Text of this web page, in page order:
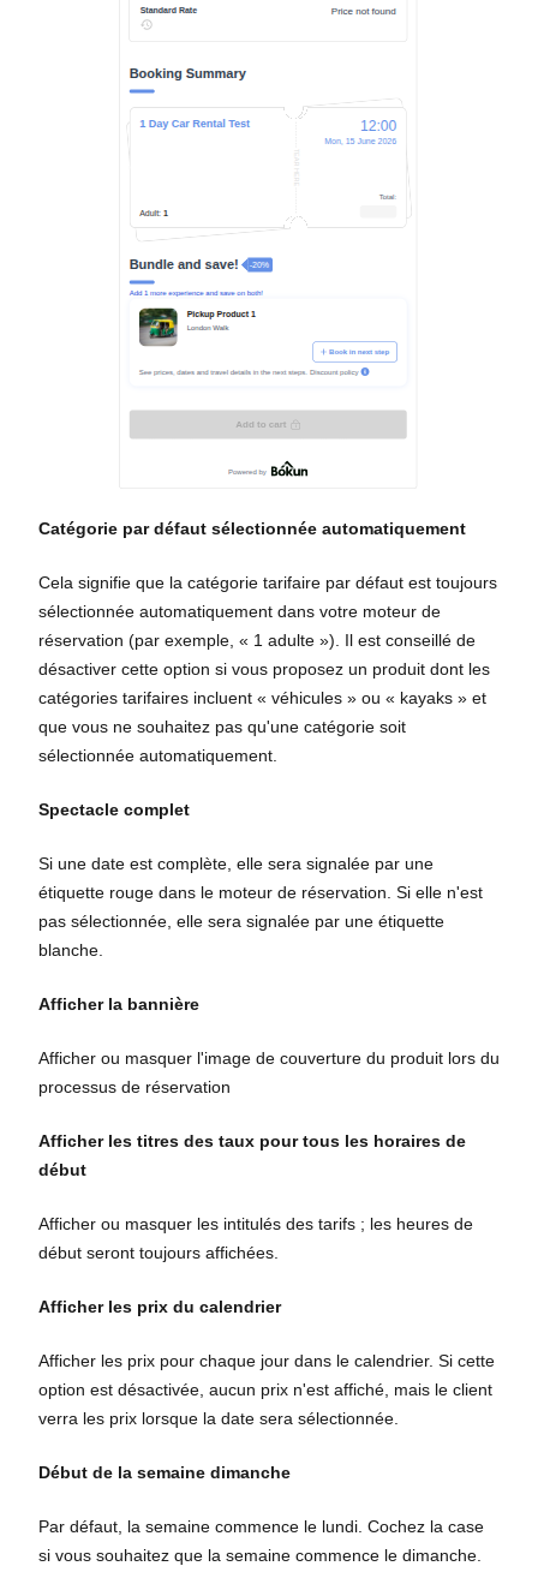
Catégorie par défaut sélectionnée automatiquement
Cela signifie que la catégorie tarifaire par défaut est toujours
sélectionnée automatiquement dans votre moteur de
réservation (par exemple, « 1 adulte »). Il est conseillé de
désactiver cette option si vous proposez un produit dont les
catégories tarifaires incluent « véhicules » ou « kayaks » et
que vous ne souhaitez pas qu'une catégorie soit
sélectionnée automatiquement.
Spectacle complet
Si une date est complète, elle sera signalée par une
étiquette rouge dans le moteur de réservation. Si elle n'est
pas sélectionnée, elle sera signalée par une étiquette
blanche.
Afficher la bannière
Afficher ou masquer l'image de couverture du produit lors du
processus de réservation
Afficher les titres des taux pour tous les horaires de
début
Afficher ou masquer les intitulés des tarifs ; les heures de
début seront toujours affichées.
Afficher les prix du calendrier
Afficher les prix pour chaque jour dans le calendrier. Si cette
option est désactivée, aucun prix n'est affiché, mais le client
verra les prix lorsque la date sera sélectionnée.
Début de la semaine dimanche
Par défaut, la semaine commence le lundi. Cochez la case
si vous souhaitez que la semaine commence le dimanche.